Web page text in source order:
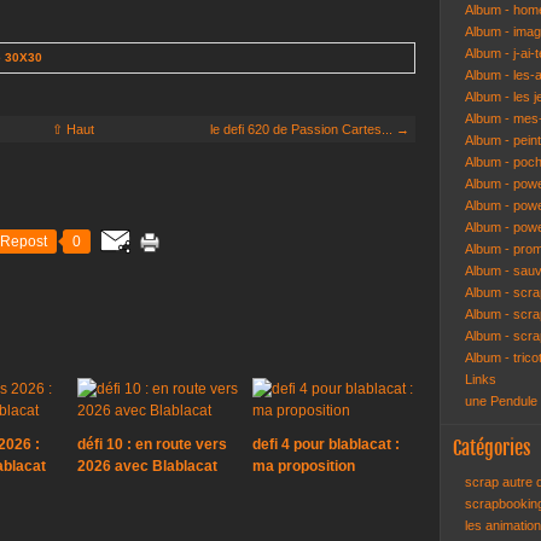
30X30
⇧ Haut le defi 620 de Passion Cartes... →
Repost 0
:
défi 10 : en route vers
2026 avec Blablacat
defi 4 pour blablacat :
ma proposition
Album -
Album -
Album - j-ai-
Album - les-
Album - les
Album -
Album -
Album -
Album -
Album -
Album -
Album -
Album -
Album -
Album -
Album -
Album -
Links
une
Catégories
scrap autre
les